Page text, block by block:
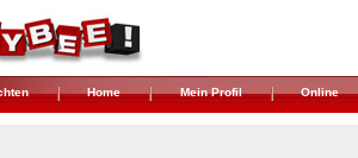
Home Mein Profil Online